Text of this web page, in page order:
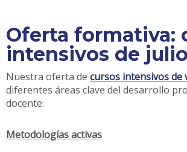
Oferta formativa:
intensivos de julio
Nuestra oferta de cursos intensivos de
diferentes áreas clave del desarrollo
docente:
Metodologías activas